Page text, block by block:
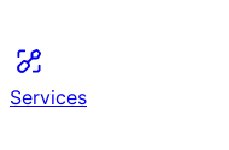
Services